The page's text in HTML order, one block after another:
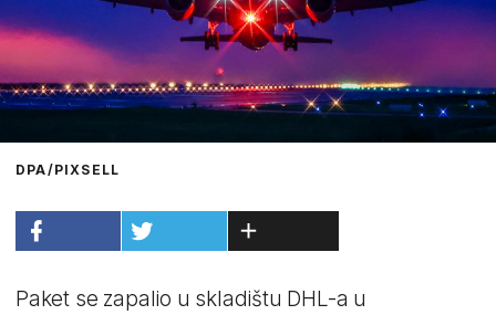
DPA/PIXSELL
Paket se zapalio u skladištu DHL-a u